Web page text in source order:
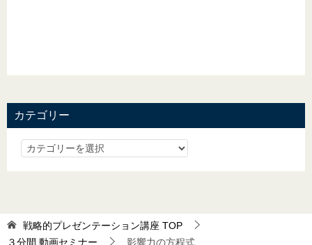
カテゴリー
戦略的プレゼンテーション講座 TOP
３分間 動画セミナー
影響力の方程式